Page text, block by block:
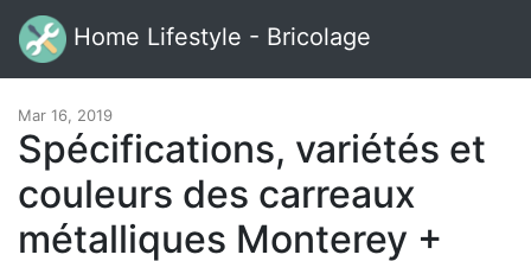
Home Lifestyle - Bricolage
Mar 16, 2019
Spécifications, variétés et
couleurs des carreaux
métalliques Monterey +